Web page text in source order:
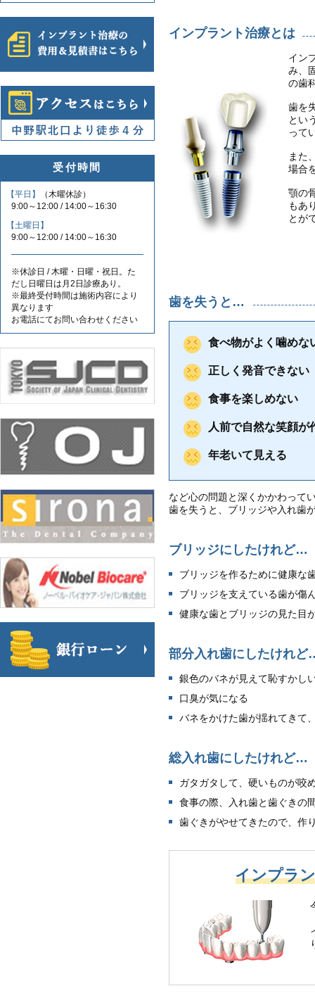
受付時間
【平日】
（木曜休診）
9:00～12:00 / 14:00～16:30
【土曜日】
9:00～12:00 / 14:00～16:30
※休診日 / 木曜・日曜・祝日。た
だし日曜日は月2日診療あり。
※最終受付時間は施術内容により
異なります
お電話にてお問い合わせください
インプラント治療とは
イン
み、
の歯
歯を
とい
って
また
場合
顎の
もあ
とが
歯を失うと…
食べ物がよく噛めな
正しく発音できない
食事を楽しめない
人前で自然な笑顔が
年老いて見える
など心の問題と深くかかわって
歯を失うと、ブリッジや入れ歯
ブリッジにしたけれど…
ブリッジを作るために健康な
ブリッジを支えている歯が傷
健康な歯とブリッジの見た目
部分入れ歯にしたけれ
銀色のバネが見えて恥すかし
口臭が気になる
バネをかけた歯が揺れてきて
総入れ歯にしたけれど…
ガタガタして、硬いものが咬
食事の際、入れ歯と歯ぐきの
歯ぐきがやせてきたので、作
インプラ